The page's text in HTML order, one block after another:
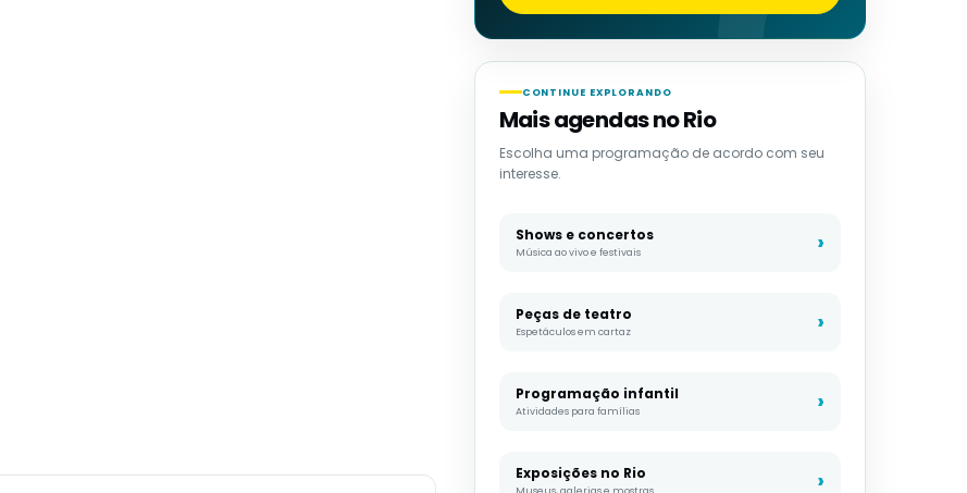
CONTINUE EXPLORANDO
Mais agendas no Rio
Escolha uma programação de acordo com seu
interesse.
Shows e concertos
Música ao vivo e festivais
Peças de teatro
Espetáculos em cartaz
Programação infantil
Atividades para famílias
Exposições no Rio